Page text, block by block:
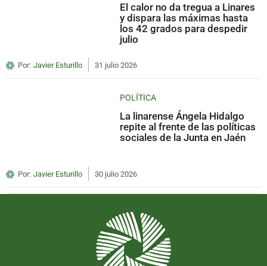
El calor no da tregua a Linares
y dispara las máximas hasta
los 42 grados para despedir
julio
Por: Javier Esturillo 31 julio 2026
POLÍTICA
La linarense Ángela Hidalgo
repite al frente de las políticas
sociales de la Junta en Jaén
Por: Javier Esturillo 30 julio 2026